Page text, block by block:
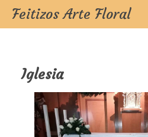
Feitizos Arte Floral
Iglesia